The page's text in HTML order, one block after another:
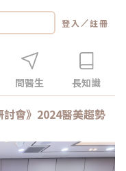
登入 ／註冊
問醫生 長知識
會》2024醫美趨勢